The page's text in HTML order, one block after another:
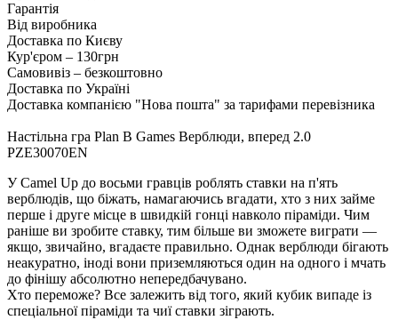
Гарантія
Від виробника
Доставка по Києву
Кур'єром – 130грн
Самовивіз – безкоштовно
Доставка по Україні
Доставка компанією "Нова пошта" за тарифами перевізника
Настільна гра Plan B Games Верблюди, вперед 2.0
PZE30070EN
У Camel Up до восьми гравців роблять ставки на п'ять
верблюдів, що біжать, намагаючись вгадати, хто з них займе
перше і друге місце в швидкій гонці навколо піраміди. Чим
раніше ви зробите ставку, тим більше ви зможете виграти —
якщо, звичайно, вгадаєте правильно. Однак верблюди бігають
неакуратно, іноді вони приземляються один на одного і мчать
до фінішу абсолютно непередбачувано.
Хто переможе? Все залежить від того, який кубик випаде із
спеціальної піраміди та чиї ставки зіграють.